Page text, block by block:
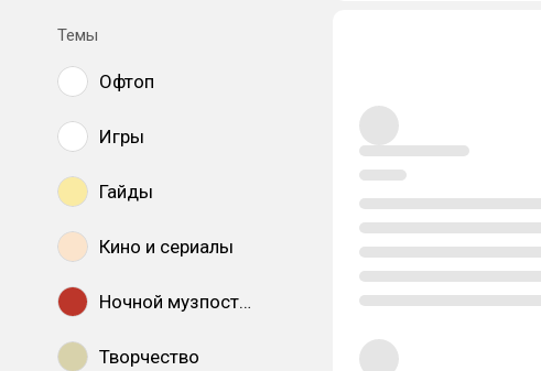
Темы
Офтоп
Игры
Гайды
Кино и сериалы
Ночной музпостинг
Творчество